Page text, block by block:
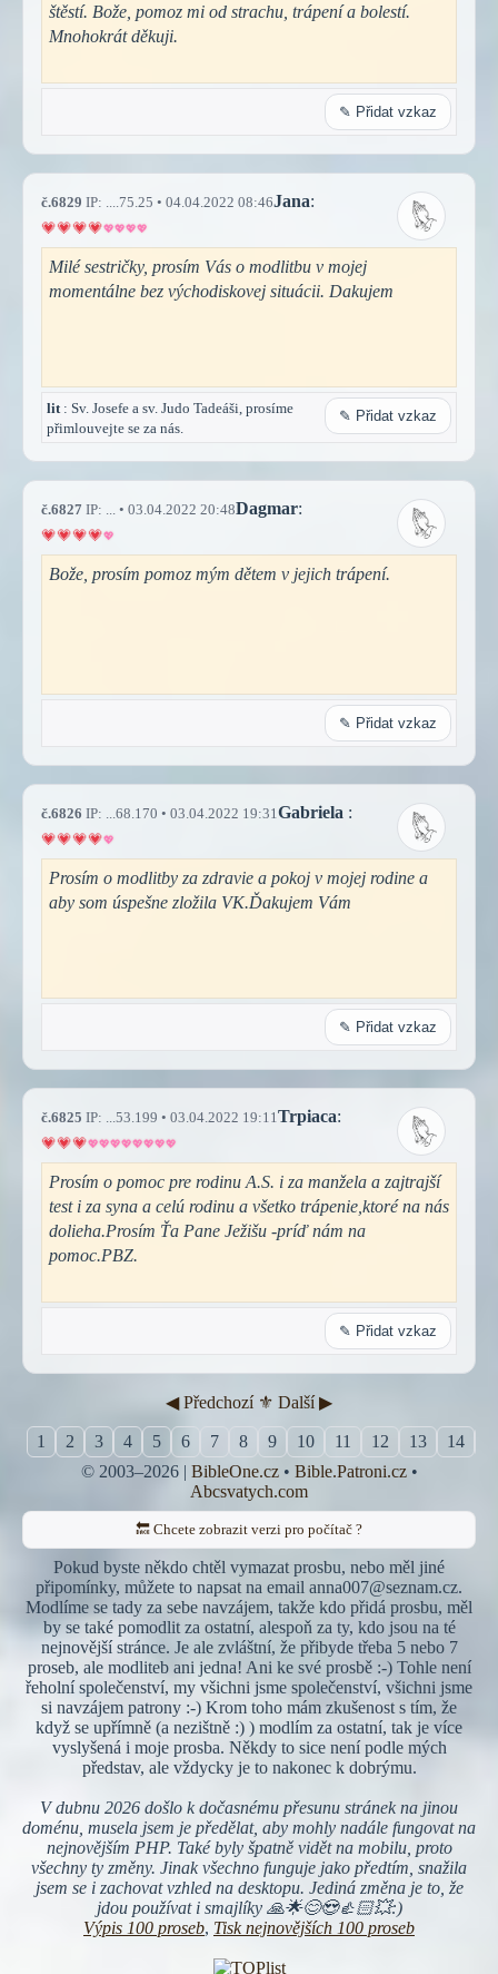
štěstí. Bože, pomoz mi od strachu, trápení a bolestí.
Mnohokrát děkuji.
✎ Přidat vzkaz
č.6829 IP: ....75.25 • 04.04.2022 08:46Jana:
Milé sestričky, prosím Vás o modlitbu v mojej
momentálne bez východiskovej situácii. Dakujem
lit : Sv. Josefe a sv. Judo Tadeáši, prosíme
přimlouvejte se za nás.
✎ Přidat vzkaz
č.6827 IP: ... • 03.04.2022 20:48Dagmar:
Bože, prosím pomoz mým dětem v jejich trápení.
✎ Přidat vzkaz
č.6826 IP: ...68.170 • 03.04.2022 19:31 Gabriela :
Prosím o modlitby za zdravie a pokoj v mojej rodine a
aby som úspešne zložila VK.Ďakujem Vám
✎ Přidat vzkaz
č.6825 IP: ...53.199 • 03.04.2022 19:11 Trpiaca:
Prosím o pomoc pre rodinu A.S. i za manžela a zajtrajší
test i za syna a celú rodinu a všetko trápenie,ktoré na nás
dolieha.Prosím Ťa Pane Ježišu -príď nám na
pomoc.PBZ.
✎ Přidat vzkaz
◀︎ Předchozí ⚜︎ Další ▶︎
1 2 3 4 5 6 7 8 9 10 11 12 13 14
© 2003–2026 | BibleOne.cz• Bible.Patroni.cz•
Abcsvatych.com
🔙 Chcete zobrazit verzi pro počítač ?
Pokud byste někdo chtěl vymazat prosbu, nebo měl jiné
připomínky, můžete to napsat na email anna007@seznam.cz.
Modlíme se tady za sebe navzájem, takže kdo přidá prosbu, měl
by se také pomodlit za ostatní, alespoň za ty, kdo jsou na té
nejnovější stránce. Je ale zvláštní, že přibyde třeba 5 nebo 7
proseb, ale modliteb ani jedna! Ani ke své prosbě :-) Tohle není
řeholní společenství, my všichni jsme společenství, všichni jsme
si navzájem patrony :-) Krom toho mám zkušenost s tím, že
když se upřímně (a nezištně :) ) modlím za ostatní, tak je více
vyslyšená i moje prosba. Někdy to sice není podle mých
představ, ale vždycky je to nakonec k dobrýmu.
V dubnu 2026 došlo k dočasnému přesunu stránek na jinou
doménu, musela jsem je předělat, aby mohly nadále fungovat na
nejnovějším PHP. Také byly špatně vidět na mobilu, proto
všechny ty změny. Jinak všechno funguje jako předtím, snažila
jsem se i zachovat vzhled na desktopu. Jediná změna je to, že
jdou používat i smajlíky 🙏🌟😊😍👍🏻💥:)
Výpis 100 proseb, Tisk nejnovějších 100 proseb